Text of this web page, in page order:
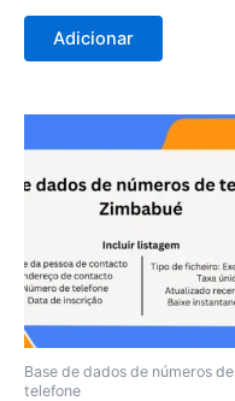
Adicionar
Base de dados de números de
telefone